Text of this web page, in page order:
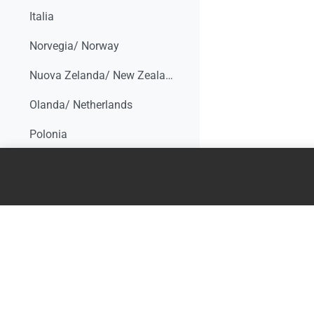
Italia
Norvegia/ Norway
Nuova Zelanda/ New Zealand
Olanda/ Netherlands
Polonia